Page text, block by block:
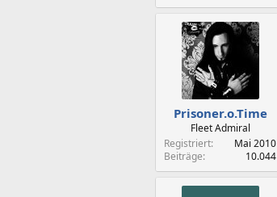
Prisoner.o.Time
Fleet Admiral
Registriert
Mai 2010
Beiträge
10.044